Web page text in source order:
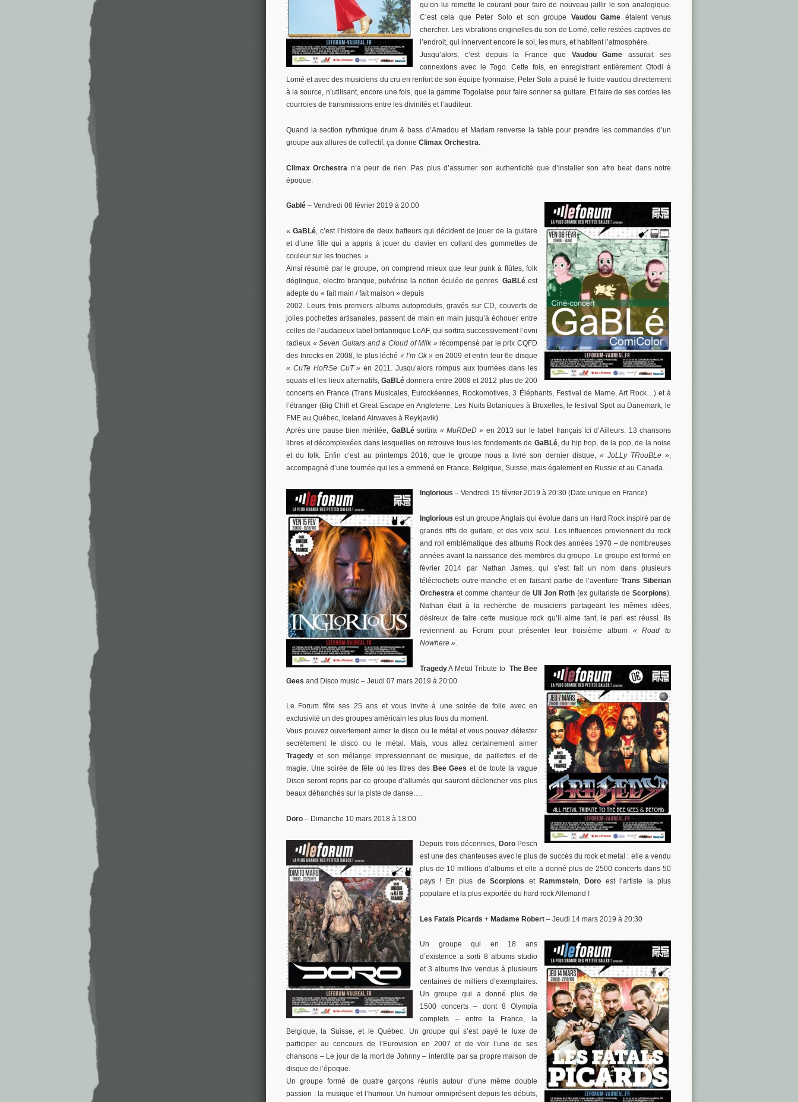
qu’on lui remette le courant pour faire de nouveau jaillir le son analogique.
C’est cela que Peter Solo et son groupe Vaudou Game étaient venus
chercher. Les vibrations originelles du son de Lomé, celle restées captives de
l’endroit, qui innervent encore le sol, les murs, et habitent l’atmosphère.
Jusqu’alors, c’est depuis la France que Vaudou Game assurait ses
connexions avec le Togo. Cette fois, en enregistrant entièrement Otodi à
Lomé et avec des musiciens du cru en renfort de son équipe lyonnaise, Peter Solo a puisé le fluide vaudou directement
à la source, n’utilisant, encore une fois, que la gamme Togolaise pour faire sonner sa guitare. Et faire de ses cordes les
courroies de transmissions entre les divinités et l’auditeur.
Quand la section rythmique drum & bass d’Amadou et Mariam renverse la table pour prendre les commandes d’un
groupe aux allures de collectif, ça donne Climax Orchestra.
Climax Orchestra n’a peur de rien. Pas plus d’assumer son authenticité que d’installer son afro beat dans notre
époque.
Gablé – Vendredi 08 février 2019 à 20:00
« GaBLé, c’est l’histoire de deux batteurs qui décident de jouer de la guitare
et d’une fille qui a appris à jouer du clavier en collant des gommettes de
couleur sur les touches. »
Ainsi résumé par le groupe, on comprend mieux que leur punk à flûtes, folk
déglingue, electro branque, pulvérise la notion éculée de genres.GaBLé est
adepte du « fait main / fait maison » depuis
2002. Leurs trois premiers albums autoproduits, gravés sur CD, couverts de
jolies pochettes artisanales, passent de main en main jusqu’à échouer entre
celles de l’audacieux label britannique LoAF, qui sortira successivement l’ovni
radieux « Seven Guitars and a Cloud of Milk »récompensé par le prix CQFD
des Inrocks en 2008, le plus léché « I’m Ok » en 2009 et enfin leur 6e disque
« CuTe HoRSe CuT » en 2011. Jusqu’alors rompus aux tournées dans les
squats et les lieux alternatifs,GaBLé donnera entre 2008 et 2012 plus de 200
concerts en France (Trans Musicales, Eurockéennes, Rockomotives, 3 Éléphants, Festival de Marne, Art Rock…) et à
l’étranger (Big Chill et Great Escape en Angleterre, Les Nuits Botaniques à Bruxelles, le festival Spot au Danemark, le
FME au Québec, Iceland Airwaves à Reykjavik).
Après une pause bien méritée, GaBLésortira « MuRDeD » en 2013 sur le label français Ici d’Ailleurs. 13 chansons
libres et décomplexées dans lesquelles on retrouve tous les fondements de GaBLé, du hip hop, de la pop, de la noise
et du folk. Enfin c’est au printemps 2016, que le groupe nous a livré son dernier disque, « JoLLy TRouBLe »
accompagné d’une tournée qui les a emmené en France, Belgique, Suisse, mais également en Russie et au Canada.
Inglorious – Vendredi 15 février 2019 à 20:30 (Date unique en France)
Inglorious est un groupe Anglais qui évolue dans un Hard Rock inspiré par de
grands riffs de guitare, et des voix soul. Les influences proviennent du rock
and roll emblématique des albums Rock des années 1970 – de nombreuses
années avant la naissance des membres du groupe. Le groupe est formé en
février 2014 par Nathan James, qui s’est fait un nom dans plusieurs
télécrochets outre-manche et en faisant partie de l’aventureTrans Siberian
Orchestra et comme chanteur de Uli Jon Roth (ex guitariste de Scorpions).
Nathan était à la recherche de musiciens partageant les mêmes idées,
désireux de faire cette musique rock qu’il aime tant, le pari est réussi. Ils
reviennent au Forum pour présenter leur troisième album « Road to
Nowhere ».
TragedyA Metal Tribute to The Bee
Gees and Disco music – Jeudi 07 mars 2019 à 20:00
Le Forum fête ses 25 ans et vous invite à une soirée de folie avec en
exclusivité un des groupes américain les plus fous du moment.
Vous pouvez ouvertement aimer le disco ou le métal et vous pouvez détester
secrètement le disco ou le métal. Mais, vous allez certainement aimer
Tragedy et son mélange impressionnant de musique, de paillettes et de
magie. Une soirée de fête où les titres des Bee Gees et de toute la vague
Disco seront repris par ce groupe d’allumés qui sauront déclencher vos plus
beaux déhanchés sur la piste de danse….
Doro – Dimanche 10 mars 2018 à 18:00
Depuis trois décennies, DoroPesch
est une des chanteuses avec le plus de succès du rock et metal : elle a vendu
plus de 10 millions d’albums et elle a donné plus de 2500 concerts dans 50
pays ! En plus deScorpions et Rammstein, Doro est l’artiste la plus
populaire et la plus exportée du hard rock Allemand !
Les Fatals Picards + Madame Robert – Jeudi 14 mars 2019 à 20:30
Un groupe qui en 18 ans
d’existence a sorti 8 albums studio
et 3 albums live vendus à plusieurs
centaines de milliers d’exemplaires.
Un groupe qui a donné plus de
1500 concerts – dont 8 Olympia
complets – entre la France, la
Belgique, la Suisse, et le Québec. Un groupe qui s’est payé le luxe de
participer au concours de l’Eurovision en 2007 et de voir l’une de ses
chansons – Le jour de la mort de Johnny – interdite par sa propre maison de
disque de l’époque.
Un groupe formé de quatre garçons réunis autour d’une même double
passion : la musique et l’humour. Un humour omniprésent depuis les débuts,